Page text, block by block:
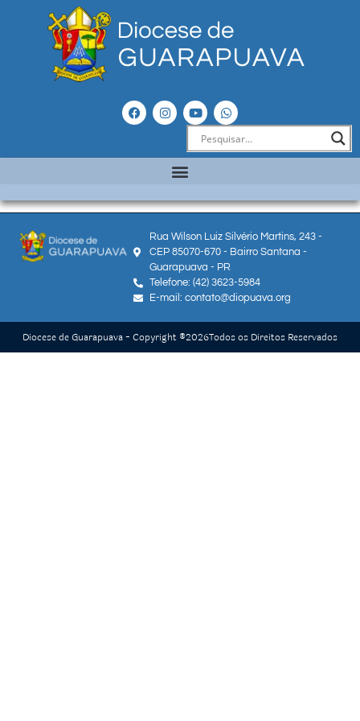
Rua Wilson Luiz Silvério Martins, 243 -
CEP 85070-670 - Bairro Santana -
Guarapuava - PR
Telefone: (42) 3623-5984
E-mail: contato@diopuava.org
Diocese de Guarapuava - Copyright ®2026Todos os Direitos Reservados